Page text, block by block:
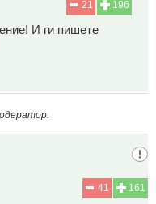
196
21
И ги пишете
161
41